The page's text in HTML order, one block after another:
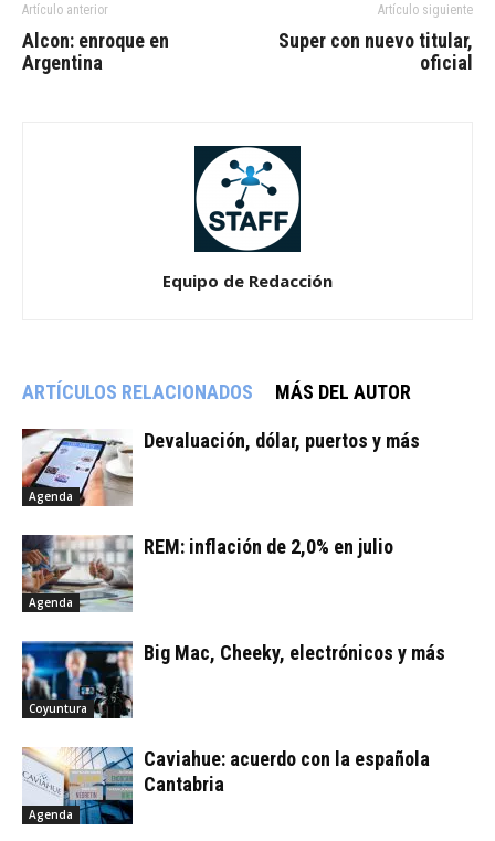
Artículo anterior
Alcon: enroque en
Argentina
Artículo siguiente
Super con nuevo titular,
oficial
Equipo de Redacción
ARTÍCULOS RELACIONADOS MÁS DEL AUTOR
Agenda
Devaluación, dólar, puertos y más
Agenda
REM: inflación de 2,0% en julio
Coyuntura
Big Mac, Cheeky, electrónicos y más
Agenda
Caviahue: acuerdo con la española
Cantabria